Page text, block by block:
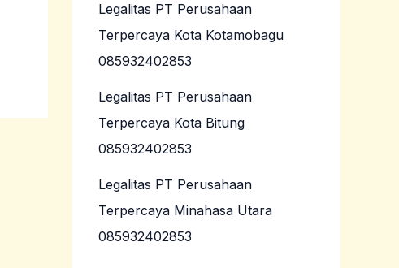
Legalitas PT Perusahaan
Terpercaya Kota Kotamobagu
085932402853
Legalitas PT Perusahaan
Terpercaya Kota Bitung
085932402853
Legalitas PT Perusahaan
Terpercaya Minahasa Utara
085932402853